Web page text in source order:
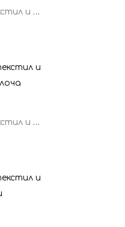
Бродиран пач за дрехи текстил и тениски - Слушалки сърце
Бродиран пач за дрехи текстил и тениски - Слушалки с плоча